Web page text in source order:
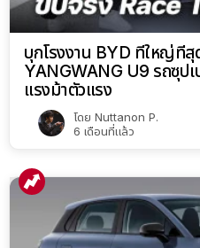
บุกโรงงาน BYD ที่ใหญ่ที่
YANGWANG U9 รถซุป
แรงม้าตัวแรง
โดย Nuttanon P.
6 เดือนที่แล้ว